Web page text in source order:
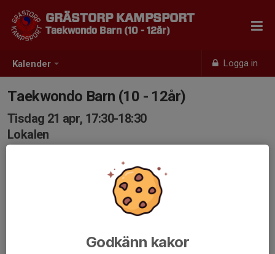
Kalender Logga in
GRÄSTORP KAMPSPORT
Taekwondo Barn (10 - 12år)
Taekwondo Barn (10 - 12år)
Tisdag 21 apr, 17:30-18:30
Lokalen
Godkänn kakor